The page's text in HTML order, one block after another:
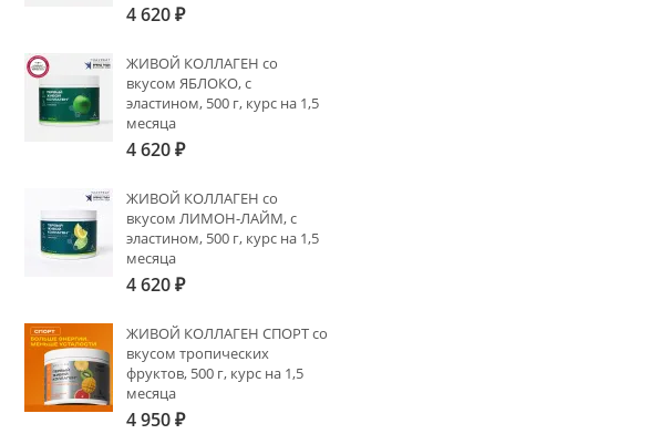
4 620₽
ЖИВОЙ КОЛЛАГЕН со
вкусом ЯБЛОКО, с
эластином, 500 г, курс на 1,5
месяца
4 620₽
ЖИВОЙ КОЛЛАГЕН со
вкусом ЛИМОН-ЛАЙМ, с
эластином, 500 г, курс на 1,5
месяца
4 620₽
ЖИВОЙ КОЛЛАГЕН СПОРТ со
вкусом тропических
фруктов, 500 г, курс на 1,5
месяца
4 950₽